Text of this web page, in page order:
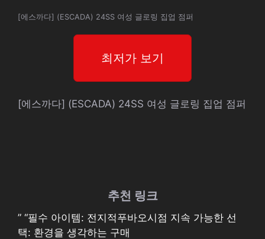
[에스까다] (ESCADA) 24SS 여성 글로링 집업 점퍼
최저가 보기
[에스까다] (ESCADA) 24SS 여성 글로링 집업 점퍼
추천 링크
” “필수 아이템: 전지적푸바오시점 지속 가능한 선
택: 환경을 생각하는 구매